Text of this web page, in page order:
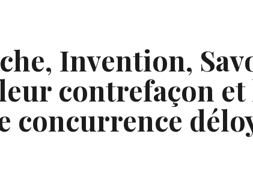
Invention,
contrefaçon et
concurrence